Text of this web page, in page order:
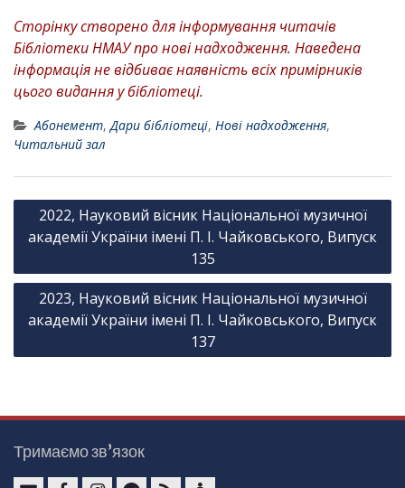
Сторінку створено для інформування читачів
Бібліотеки НМАУ про нові надходження. Наведена
інформація не відбиває наявність всіх примірників
цього видання у бібліотеці.
Абонемент,Дари бібліотеці, Нові надходження,
Читальний зал
Н
і
я
з
а
2022, Науковий вісник Національної музичної
академії України імені П. І. Чайковського, Випуск
135
2023, Науковий вісник Національної музичної
академії України імені П. І. Чайковського, Випуск
137
Тримаємо зв’язок